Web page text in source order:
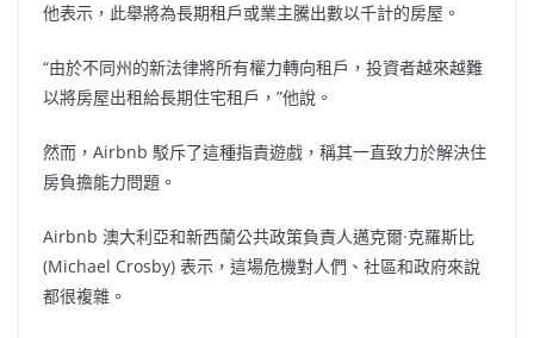
他表示，此舉將為長期租戶或業主騰出數以千計的房屋。
“由於不同州的新法律將所有權力轉向租戶，投資者越來越難
以將房屋出租給長期住宅租戶，”他說。
然而，Airbnb 駁斥了這種指責遊戲，稱其一直致力於解決住
房負擔能力問題。
Airbnb 澳大利亞和新西蘭公共政策負責人邁克爾·克羅斯比
(Michael Crosby) 表示，這場危機對人們、社區和政府來說
都很複雜。